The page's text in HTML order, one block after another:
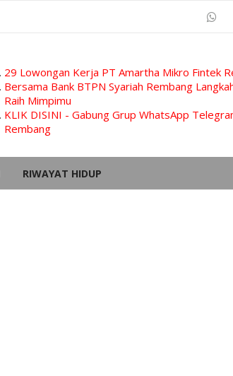
29 Lowongan Kerja PT Amartha Mikro Fintek
Bersama Bank BTPN Syariah Rembang
Raih Mimpimu
KLIK DISINI - Gabung Grup WhatsApp
Rembang
RIWAYAT HIDUP